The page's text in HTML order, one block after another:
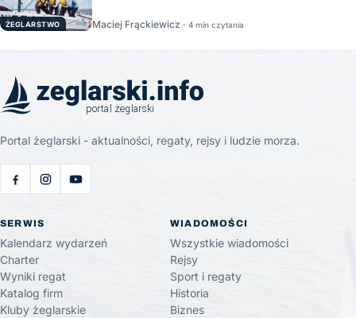
ŻEGLARSTWO Maciej Frąckiewicz · 4 min czytania
Portal żeglarski - aktualności, regaty, rejsy i ludzie morza.
SERWIS
Kalendarz wydarzeń
Charter
Wyniki regat
Katalog firm
Kluby żeglarskie
WIADOMOŚCI
Wszystkie wiadomości
Rejsy
Sport i regaty
Historia
Biznes